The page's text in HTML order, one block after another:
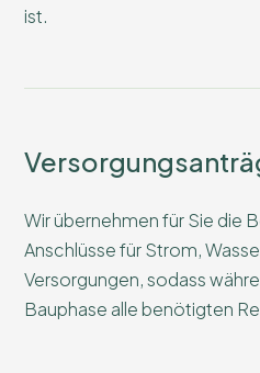
ist.
Wir übernehmen für Sie die
Anschlüsse für Strom,
Versorgungen, sodass
Bauphase alle benötigten